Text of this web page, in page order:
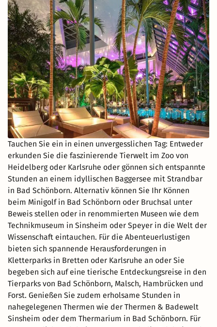
Tauchen Sie ein in einen unvergesslichen Tag: Entweder
erkunden Sie die faszinierende Tierwelt im Zoo von
Heidelberg oder Karlsruhe oder gönnen sich entspannte
Stunden an einem idyllischen Baggersee mit Strandbar
in Bad Schönborn. Alternativ können Sie Ihr Können
beim Minigolf in Bad Schönborn oder Bruchsal unter
Beweis stellen oder in renommierten Museen wie dem
Technikmuseum in Sinsheim oder Speyer in die Welt der
Wissenschaft eintauchen. Für die Abenteuerlustigen
bieten sich spannende Herausforderungen in
Kletterparks in Bretten oder Karlsruhe an oder Sie
begeben sich auf eine tierische Entdeckungsreise in den
Tierparks von Bad Schönborn, Malsch, Hambrücken und
Forst. Genießen Sie zudem erholsame Stunden in
nahegelegenen Thermen wie der Thermen & Badewelt
Sinsheim oder dem Thermarium in Bad Schönborn. Für